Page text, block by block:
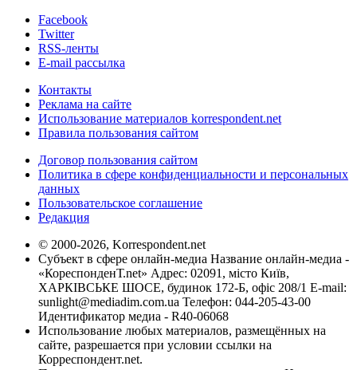
Facebook
Twitter
RSS-ленты
E-mail рассылка
Контакты
Реклама на сайте
Использование материалов korrespondent.net
Правила пользования сайтом
Договор пользования сайтом
Политика в сфере конфиденциальности и персональных
данных
Пользовательское соглашение
Редакция
© 2000-2026, Korrespondent.net
Субъект в сфере онлайн-медиа Название онлайн-медиа -
«КореспонденТ.net» Адрес: 02091, місто Київ,
ХАРКІВСЬКЕ ШОСЕ, будинок 172-Б, офіс 208/1 E-mail:
sunlight@mediadim.com.ua Телефон: 044-205-43-00
Идентификатор медиа - R40-06068
Использование любых материалов, размещённых на
сайте, разрешается при условии ссылки на
Корреспондент.net.